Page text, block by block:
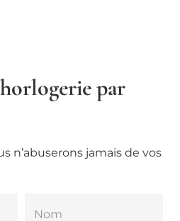
par
n’abuserons jamais de vos